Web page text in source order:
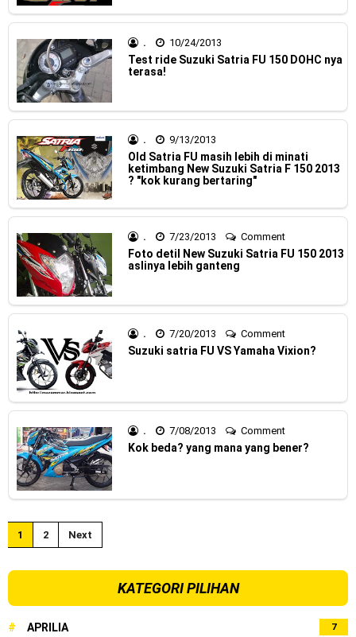
perdana di tim LCR Honda !
Ngabuburide Yamaha Wr 155 R, Para Bikers Menikmati
Indahnya Sore di Kota Medan
Impresi pertama Kawasaki Ninja ZX-4RR 2023 yang cuma
ada 2 dikota Medan !
Event Customaxi & Yard Built 2023 Resmi Dimulai !
Kawasaki Indonesia resmi merilis KLE500 dan KLE500 SE
model year 2026 !
. 10/24/2013
Test ride Suzuki Satria FU 150 DOHC nya
terasa!
. 9/13/2013
Old Satria FU masih lebih di minati
ketimbang New Suzuki Satria F 150 2013
? "kok kurang bertaring"
. 7/23/2013 Comment
Foto detil New Suzuki Satria FU 150 2013
aslinya lebih ganteng
. 7/20/2013 Comment
Suzuki satria FU VS Yamaha Vixion?
. 7/08/2013 Comment
Kok beda? yang mana yang bener?
1 2 Next
KATEGORI PILIHAN
# APRILIA 7